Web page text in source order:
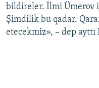
bildireler. İlmi Ümerov
Şimdilik bu qadar.
etecekmiz», – dep ayttı